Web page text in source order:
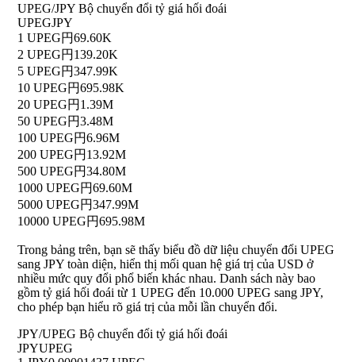
UPEG/JPY Bộ chuyển đổi tỷ giá hối đoái
UPEGJPY
1 UPEG円69.60K
2 UPEG円139.20K
5 UPEG円347.99K
10 UPEG円695.98K
20 UPEG円1.39M
50 UPEG円3.48M
100 UPEG円6.96M
200 UPEG円13.92M
500 UPEG円34.80M
1000 UPEG円69.60M
5000 UPEG円347.99M
10000 UPEG円695.98M
Trong bảng trên, bạn sẽ thấy biểu đồ dữ liệu chuyển đổi UPEG
sang JPY toàn diện, hiển thị mối quan hệ giá trị của USD ở
nhiều mức quy đổi phổ biến khác nhau. Danh sách này bao
gồm tỷ giá hối đoái từ 1 UPEG đến 10.000 UPEG sang JPY,
cho phép bạn hiểu rõ giá trị của mỗi lần chuyển đổi.
JPY/UPEG Bộ chuyển đổi tỷ giá hối đoái
JPYUPEG